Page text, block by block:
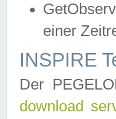
einer
INSPIRE
Der
download